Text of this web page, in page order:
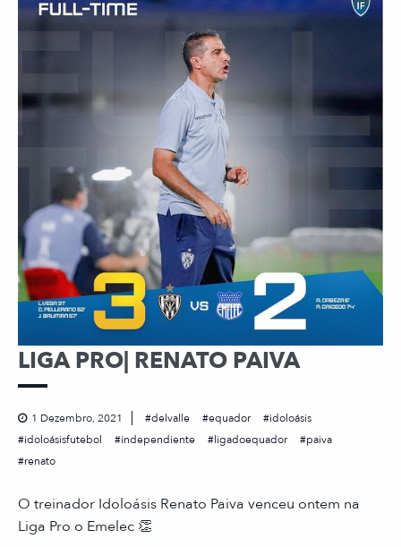
LIGA PRO| RENATO PAIVA
1 Dezembro, 2021 delvalle equador
idoloásis
idoloásisfutebol
independiente ligadoequador
paiva
renato
O treinador Idoloásis Renato Paiva venceu ontem na
Liga Pro o Emelec 👏